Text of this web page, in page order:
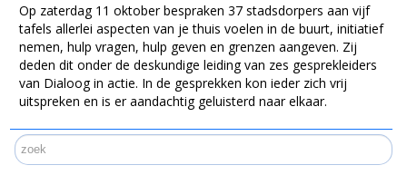
Op zaterdag 11 oktober bespraken 37 stadsdorpers aan vijf
tafels allerlei aspecten van je thuis voelen in de buurt, initiatief
nemen, hulp vragen, hulp geven en grenzen aangeven. Zij
deden dit onder de deskundige leiding van zes gesprekleiders
van Dialoog in actie. In de gesprekken kon ieder zich vrij
uitspreken en is er aandachtig geluisterd naar elkaar.